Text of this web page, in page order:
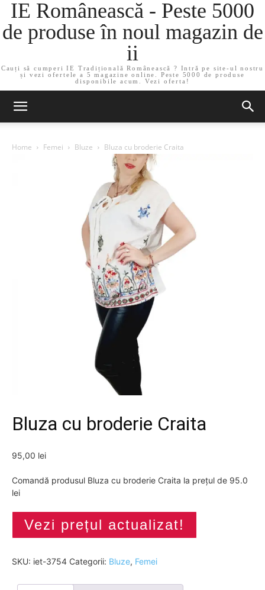
IE Românească - Peste 5000
de produse în noul magazin de
ii
Cauți să cumperi IE Tradițională Românească ? Intră pe site-ul nostru
și vezi ofertele a 5 magazine online. Peste 5000 de produse
disponibile acum. Vezi oferta!
Home Femei Bluze Bluza cu broderie Craita
Bluza cu broderie Craita
95,00 lei
Comandă produsul Bluza cu broderie Craita la prețul de 95.0
lei
Vezi prețul actualizat!
SKU: iet-3754 Categorii: Bluze, Femei